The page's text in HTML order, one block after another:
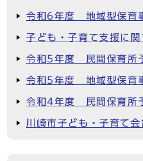
令和6年度 地域型保育
子ども・子育て支援に
令和5年度 民間保育所
令和5年度 地域型保育
令和4年度 民間保育所
川崎市子ども・子育て会